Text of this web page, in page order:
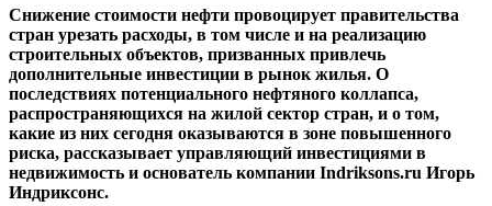
Снижение стоимости нефти провоцирует правительства
стран урезать расходы, в том числе и на реализацию
строительных объектов, призванных привлечь
дополнительные инвестиции в рынок жилья. О
последствиях потенциального нефтяного коллапса,
распространяющихся на жилой сектор стран, и о том,
какие из них сегодня оказываются в зоне повышенного
риска, рассказывает управляющий инвестициями в
недвижимость и основатель компании Indriksons.ru Игорь
Индриксонс.